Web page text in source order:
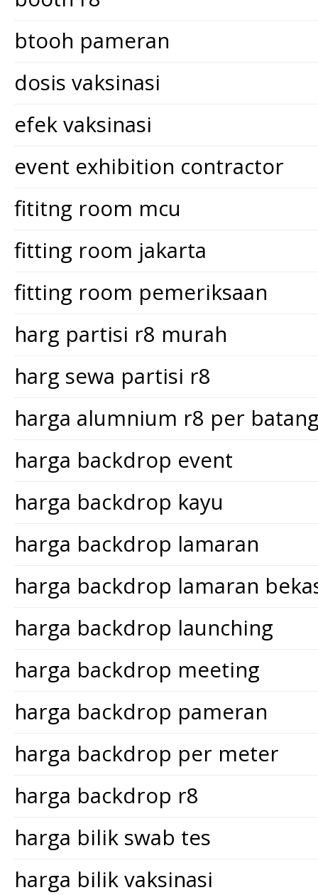
btooh pameran
dosis vaksinasi
efek vaksinasi
event exhibition contractor
fititng room mcu
fitting room jakarta
fitting room pemeriksaan
harg partisi r8 murah
harg sewa partisi r8
harga alumnium r8 per
harga backdrop event
harga backdrop kayu
harga backdrop lamaran
harga backdrop lamaran
harga backdrop launching
harga backdrop meeting
harga backdrop pameran
harga backdrop per meter
harga backdrop r8
harga bilik swab tes
harga bilik vaksinasi